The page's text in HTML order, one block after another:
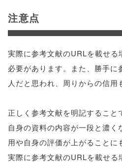
注意点
実際に参考文献のURLを載せる
必要があります。また、勝手に
人だと思われ、周りからの信用
正しく参考文献を明記すること
自身の資料の内容が一段と濃
用や自身の評価が上がることに
実際に参考文献のURLを載せる